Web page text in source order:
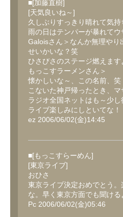
■[加藤直樹]
[天気良いね～]
久しぶりすっきり晴れて気持
雨の日はテンパーが暴れてウ
Galoisさん＞なんか無理や
せいかいな？笑
ひさびさのステージ燃えます
もっこすラーメンさん＞
懐かしいな～、この名前、笑
こないた神戸帰ったとき、マ
ラジオ全国ネットはも～少し
ライブ楽しみにしといてな！
ez 2006/06/02(金)14:45
■[もっこすらーめん]
[東京ライブ]
おひさ
東京ライブ決定おめでとう
な。早く東京方面でも聞ける
Pc 2006/06/02(金)05:46